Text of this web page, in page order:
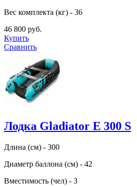
Вес комплекта (кг) - 36
46 800 руб.
Купить
Сравнить
Лодка Gladiator E 300 S
Длина (см) - 300
Диаметр баллона (см) - 42
Вместимость (чел) - 3